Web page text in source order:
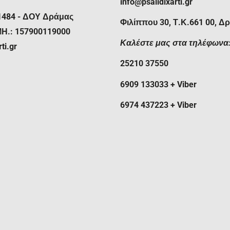
μας. Στις παρατηρήσεις της
ή τον αριθμό της
ή μη, εισάγεται
εταιριών
πληροφορίες,
που σας ενδιαφέρει.
- ΔΟΥ Δράμας
157900119000
Φιλίππου 30, Τ.Κ.661 00,
Καλέστε μας στα τηλέφωνα:
25210 37550
6909 133033 + Viber
6974 437223 + Viber